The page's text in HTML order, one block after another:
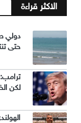
الاكثر قراءة
دولي
حتى
لكن